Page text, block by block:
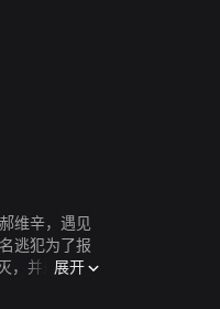
维辛，遇见
逃犯为了报
，并最终让
展开